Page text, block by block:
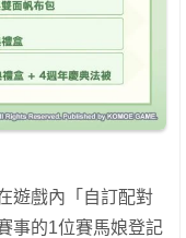
遊戲內「自訂配對
事的1位賽馬娘登記